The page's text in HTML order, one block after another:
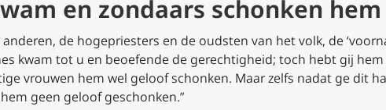
en zondaars schonken
de hogepriesters en de oudsten van het volk, de
kwam tot u en beoefende de gerechtigheid; toch hebt gij
vrouwen hem wel geloof schonken. Maar zelfs nadat ge dit
geen geloof geschonken.”